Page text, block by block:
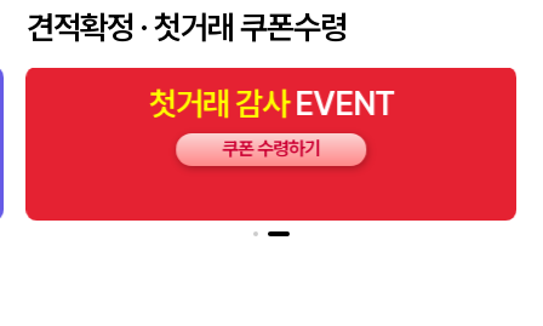
견적확정 · 첫거래 쿠폰수령
첫거래감사EVENT
쿠폰 수령하기